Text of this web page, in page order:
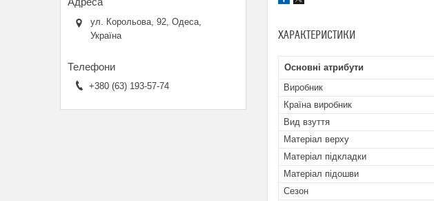
ХАРАКТЕРИСТИКИ
Основні атрибути
Виробник
Країна виробник
Вид взуття
Матеріал верху
Матеріал підкладки
Матеріал підошви
Сезон
ул. Корольова, 92, Одеса,
Україна
+380 (63) 193-57-74